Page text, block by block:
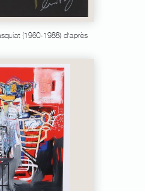
(1960-1988) d'après